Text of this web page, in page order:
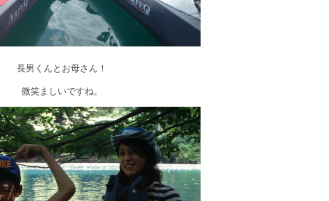
長男くんとお母さん！
微笑ましいですね。